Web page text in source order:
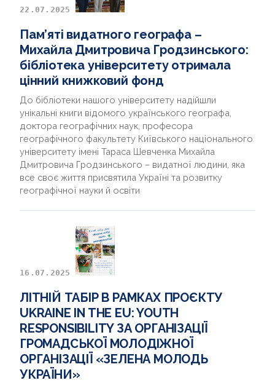
22.07.2025
Пам’яті видатного географа –
Михайла Дмитровича Гродзинського:
бібліотека університету отримала
цінний книжковий фонд
До бібліотеки нашого університету надійшли
унікальні книги відомого українського географа,
доктора географічних наук, професора
географічного факультету Київського національного
університету імені Тараса Шевченка Михайла
Дмитровича Гродзинського – видатної людини, яка
все своє життя присвятила Україні та розвитку
географічної науки й освіти
16.07.2025
ЛІТНІЙ ТАБІР В РАМКАХ ПРОЄКТУ
UKRAINE IN THE EU: YOUTH
RESPONSIBILITY ЗА ОРГАНІЗАЦІЇ
ГРОМАДСЬКОЇ МОЛОДІЖНОЇ
ОРГАНІЗАЦІЇ «ЗЕЛЕНА МОЛОДЬ
УКРАЇНИ»